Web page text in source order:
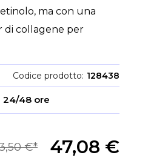
ma con una
di collagene per
Codice prodotto 128438
24/48 ore
47,08 €
€